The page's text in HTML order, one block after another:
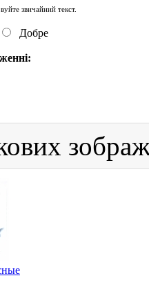
звичайний текст.
Добре